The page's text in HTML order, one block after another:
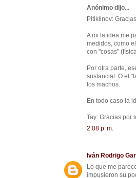
Anónimo dijo...
Pitiklinov:
A mi la idea me
medidos, como
con "cosas"
Por otra parte,
sustancial. O el
los machos.
En todo caso la
Tay: Gracias por
2:08 p. m.
Iván Rodrigo
Lo que me
impusieron su